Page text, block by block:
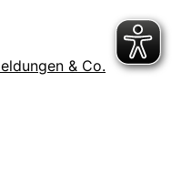
& Co.